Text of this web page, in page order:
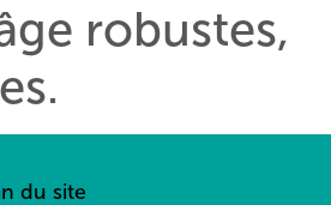
robustes,
du site